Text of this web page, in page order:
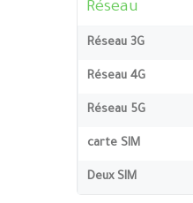
Réseau
Réseau 3G
Réseau 4G
Réseau 5G
carte SIM
Deux SIM